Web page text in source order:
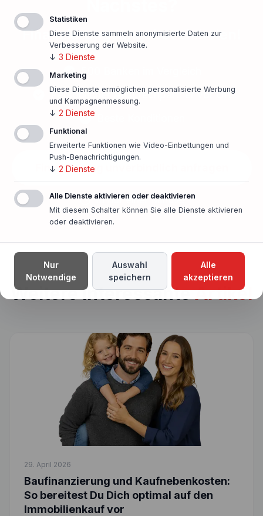
Finanzierungsangebot einholen!
500 Banken im Vergleich
Persönlicher Ansprechpartner vor Ort
Finanzierung unverbindlich anfragen
In nur einer Minute!
Weitere interessanteArtikel
29. April 2026
Baufinanzierung und Kaufnebenkosten:
So bereitest Du Dich optimal auf den
Immobilienkauf vor
Statistiken
Diese Dienste sammeln anonymisierte Daten zur
Verbesserung der Website.
↓ 3 Dienste
Marketing
Diese Dienste ermöglichen personalisierte Werbung
und Kampagnenmessung.
↓ 2 Dienste
Funktional
Erweiterte Funktionen wie Video-Einbettungen und
Push-Benachrichtigungen.
↓ 2 Dienste
Alle Dienste aktivieren oder deaktivieren
Mit diesem Schalter können Sie alle Dienste aktivieren
oder deaktivieren.
Nur
Notwendige
Auswahl
speichern
Alle
akzeptieren